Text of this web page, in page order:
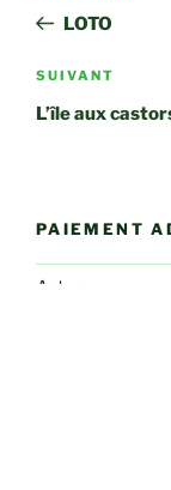
l’article
précédent
LOTO
Article
suivant
SUIVANT
L’île aux
PAIEMENT
Actus